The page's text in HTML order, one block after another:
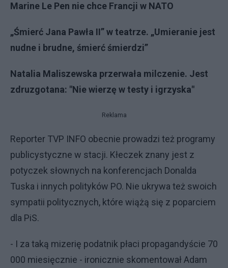
Marine Le Pen nie chce Francji w NATO
„Śmierć Jana Pawła II” w teatrze. „Umieranie jest
nudne i brudne, śmierć śmierdzi”
Natalia Maliszewska przerwała milczenie. Jest
zdruzgotana: "Nie wierzę w testy i igrzyska"
Reklama
Reporter TVP INFO obecnie prowadzi też programy
publicystyczne w stacji. Kłeczek znany jest z
potyczek słownych na konferencjach Donalda
Tuska i innych polityków PO. Nie ukrywa też swoich
sympatii politycznych, które wiążą się z poparciem
dla PiS.
- I za taką mizerię podatnik płaci propagandyście 70
000 miesięcznie - ironicznie skomentował Adam